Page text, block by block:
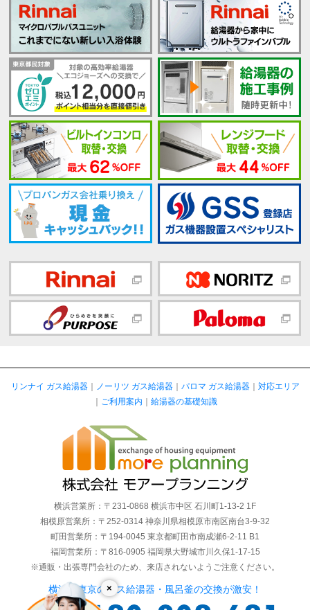
×
リンナイ ガス給湯器｜ ノーリツ ガス給湯器｜ パロマ ガス給湯器｜ 対応エリア
｜ ご利用案内 ｜ 給湯器の基礎知識
横浜営業所：〒231-0868 横浜市中区 石川町1-13-2 1F
相模原営業所：〒252-0314 神奈川県相模原市南区南台3-9-32
町田営業所：〒194-0045 東京都町田市南成瀬6-2-11 B1
福岡営業所：〒816-0905 福岡県大野城市川久保1-17-15
※通販・出張専門会社のため、来店されないようご注意ください。
横浜・東京のガス給湯器・風呂釜の交換が激安！